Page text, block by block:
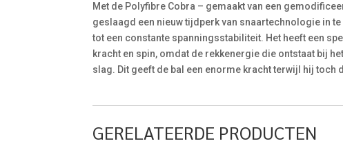
Met de Polyfibre Cobra – gemaakt van een
geslaagd een nieuw tijdperk van snaartechnologie in
tot een constante spanningsstabiliteit. Het heeft een
kracht en spin, omdat de rekkenergie die ontstaat bij
slag. Dit geeft de bal een enorme kracht terwijl hij toch
GERELATEERDE PRODUCTEN